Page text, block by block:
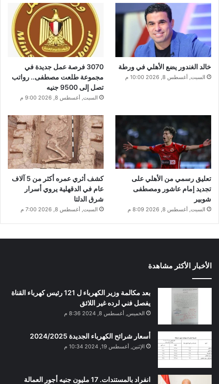
خالد الغندور يضع الأهلي في ورطة
السبت, أغسطس 8, 2026 10:00 م
3070 فرصة عمل جديدة في
مجموعة طلعت مصطفى.. رواتب
تصل إلى 9500 جنيه
السبت, أغسطس 8, 2026 9:00 م
تعليق رسمي من الأهلي على
تجديد إمام عاشور ومصطفى
شوبير
السبت, أغسطس 8, 2026 8:09 م
كشف أثري عمره أكثر من 5 آلاف
عام في الدقهلية يروي أسرار
شرق الدلتا
السبت, أغسطس 8, 2026 7:00 م
الأخبار الأكثر مشاهدة
بعد مكالمة وزير الكهرباء ل 121 رئيس كهرباء القناة
يفصل فني لرده غير اللائق
الخميس, أغسطس 8, 2024 8:36 م
أسعار شرائح الكهرباء الجديدة 2024/2025
الإثنين, أغسطس 19, 2024 10:34 م
انفراد بالمستندات. 17 مليون جنيه أجور العمالة